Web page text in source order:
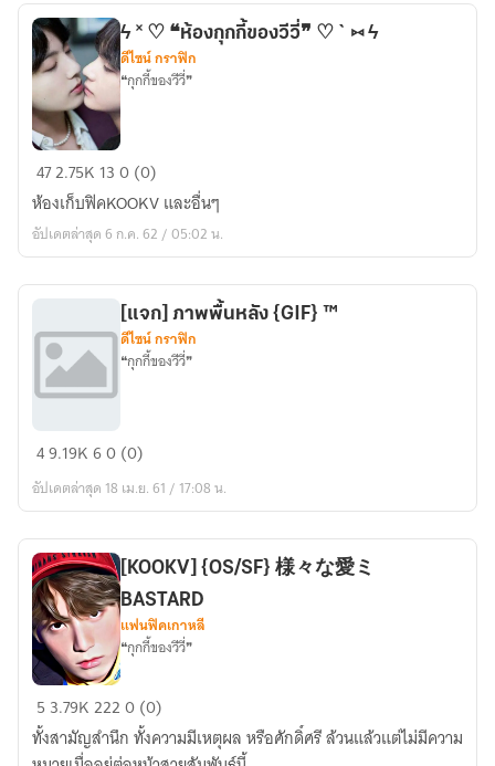
ϟ
˟
♡
❝ห้อง
วี่❞
♡
⑅
ϟ
ϟ ˟ ♡ ❝ห้องกุกกี้ของวีวี่❞ ♡ ` ⑅ ϟ
ดีไซน์ กราฟิก
❝กุกกี้ของวีวี่❞
472.75K 130 (0)
ห้องเก็บฟิคKOOKV และอื่นๆ
อัปเดตล่าสุด 6 ก.ค. 62 / 05:02 น.
[แจก]
พื้น
{GIF}
™
[แจก] ภาพพื้นหลัง {GIF} ™
ดีไซน์ กราฟิก
❝กุกกี้ของวีวี่❞
49.19K60 (0)
อัปเดตล่าสุด 18 เม.ย. 61 / 17:08 น.
[KOOKV]
{OS/SF}
様々
[KOOKV] {OS/SF} 様々な愛ミ
BASTARD
แฟนฟิคเกาหลี
❝กุกกี้ของวีวี่❞
5 3.79K2220 (0)
ทั้งสามัญสำนึก ทั้งความมีเหตุผล หรือศักดิ์ศรี ล้วนแล้วแต่ไม่มีความ